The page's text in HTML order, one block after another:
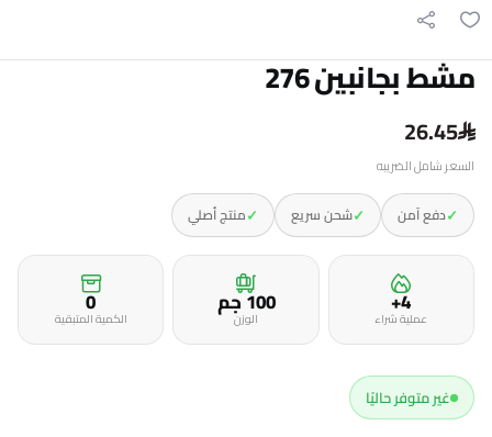
مشط بجانبين 276
26.45
السعر شامل الضريبه
✓دفع آمن ✓شحن سريع ✓منتج أصلي
4+
عملية شراء 100 جمالوزن 0
الكمية المتبقية
غير متوفر حاليًا